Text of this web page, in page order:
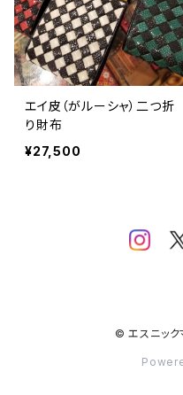
エイ皮（がルーシャ）二つ折
り財布
¥27,500
© エスニッ